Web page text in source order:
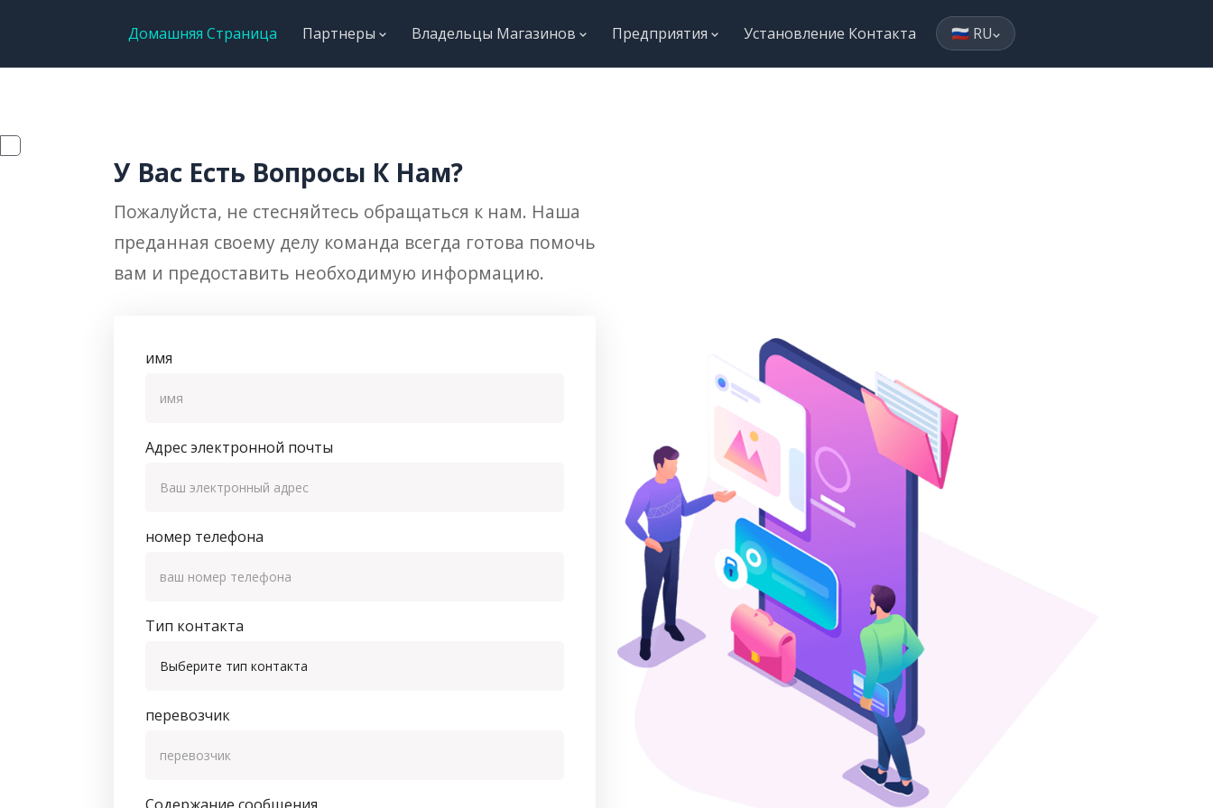
Домашняя Страница Партнеры Владельцы Магазинов Предприятия Установление Контакта 🇷🇺 RU
У Вас Есть Вопросы К Нам?
Пожалуйста, не стесняйтесь обращаться к нам. Наша
преданная своему делу команда всегда готова помочь
вам и предоставить необходимую информацию.
имя
Адрес электронной почты
номер телефона
Тип контакта
перевозчик